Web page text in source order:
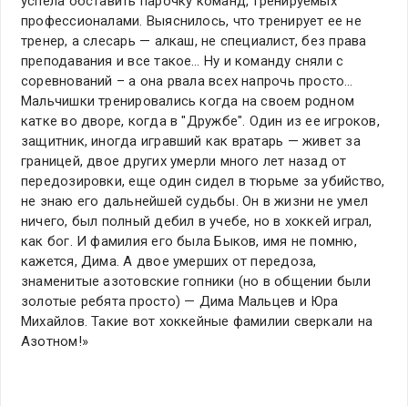
профессионалами. Выяснилось, что тренирует ее не
тренер, а слесарь — алкаш, не специалист, без права
преподавания и все такое… Ну и команду сняли с
соревнований – а она рвала всех напрочь просто…
Мальчишки тренировались когда на своем родном
катке во дворе, когда в "Дружбе". Один из ее игроков,
защитник, иногда игравший как вратарь — живет за
границей, двое других умерли много лет назад от
передозировки, еще один сидел в тюрьме за убийство,
не знаю его дальнейшей судьбы. Он в жизни не умел
ничего, был полный дебил в учебе, но в хоккей играл,
как бог. И фамилия его была Быков, имя не помню,
кажется, Дима. А двое умерших от передоза,
знаменитые азотовские гопники (но в общении были
золотые ребята просто) — Дима Мальцев и Юра
Михайлов. Такие вот хоккейные фамилии сверкали на
Азотном!»